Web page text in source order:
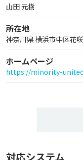
山田 元樹
所在地
神奈川県 横浜市中区花
ホームページ
https://minority-
対応システム